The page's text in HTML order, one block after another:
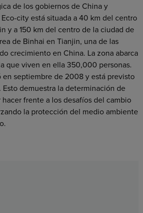
de los gobiernos de China y
city está situada a 40 km del centro
y a 150 km del centro de la ciudad de
de Binhai en Tianjin, una de las
crecimiento en China. La zona abarca
que viven en ella 350,000 personas.
en septiembre de 2008 y está previsto
demuestra la determinación de
frente a los desafíos del cambio
la protección del medio ambiente